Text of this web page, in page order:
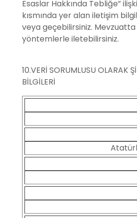
Esaslar Hakkında Tebliğe”
kısmında yer alan iletişim
veya geçebilirsiniz.
yöntemlerle iletebilirsiniz.
10.VERİ SORUMLUSU OLARAK
BİLGİLERİ